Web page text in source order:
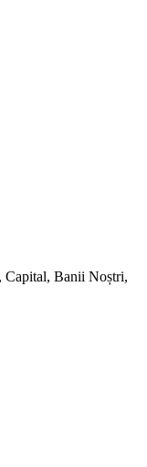
Capital, Banii Noștri,